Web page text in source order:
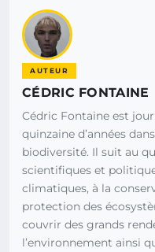
AUTEUR
CÉDRIC FONTAINE
Cédric Fontaine est
quinzaine d’années
biodiversité. Il suit au
scientifiques et
climatiques, à la
protection des
couvrir des grands
l’environnement ainsi